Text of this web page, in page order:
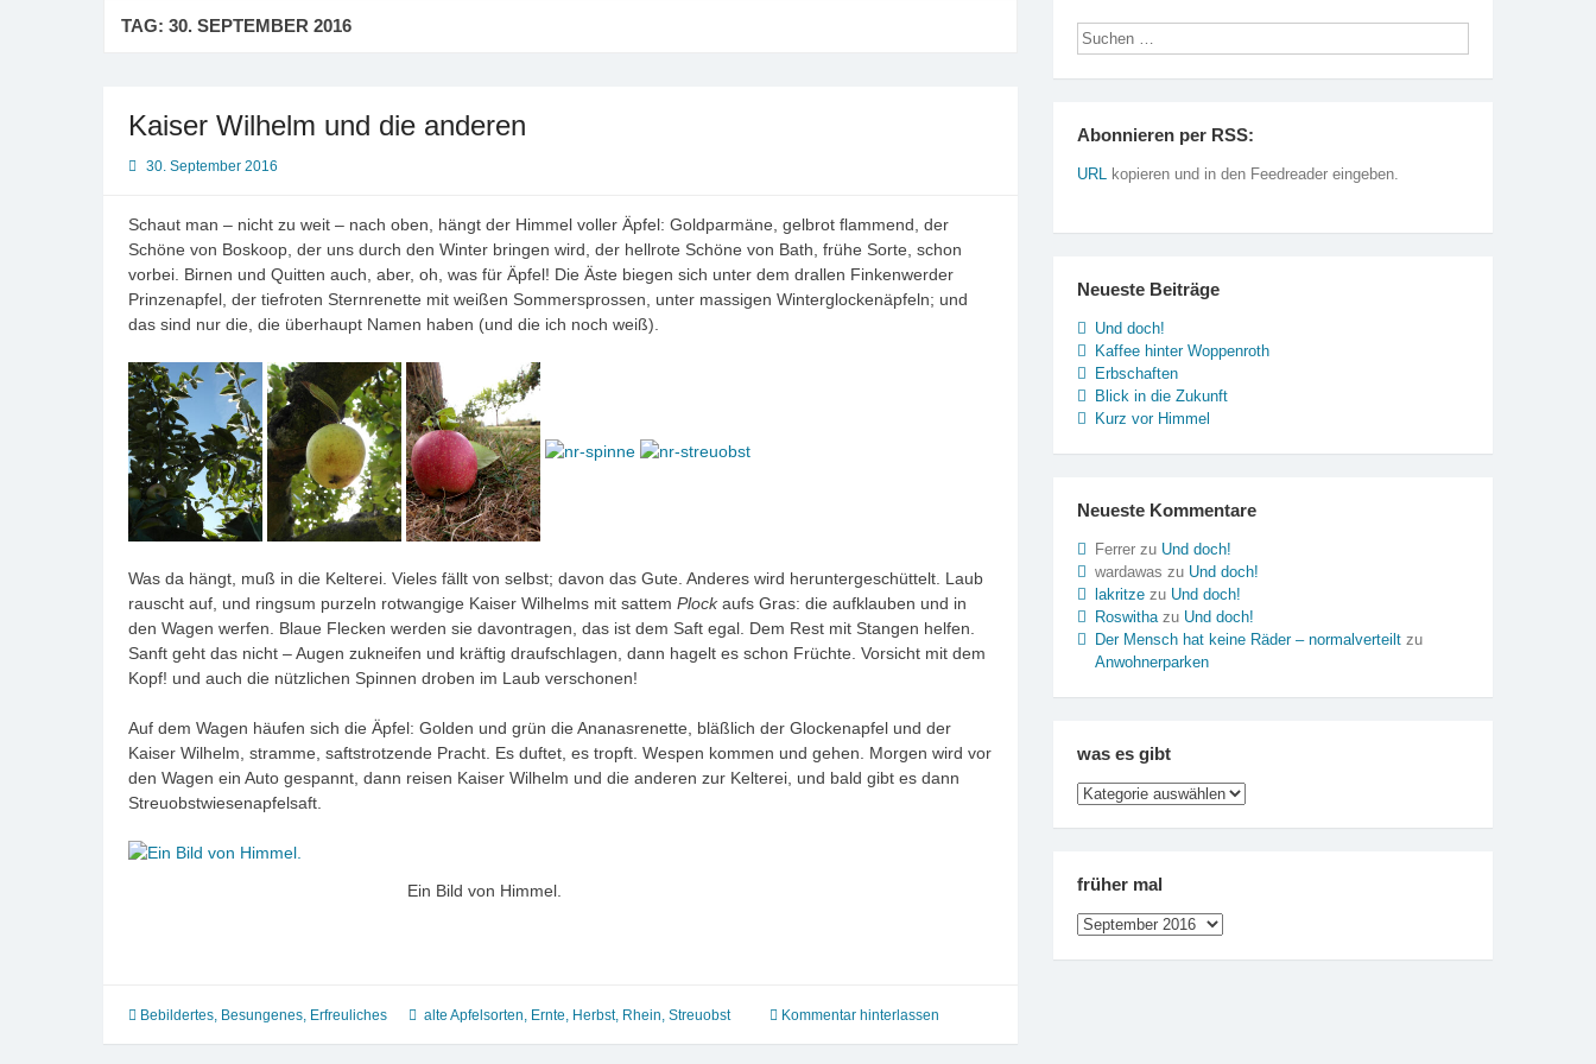
TAG: 30. SEPTEMBER 2016
Kaiser Wilhelm und die anderen
30. September 2016
Schaut man – nicht zu weit – nach oben, hängt der Himmel voller Äpfel: Goldparmäne, gelbrot flammend, der
Schöne von Boskoop, der uns durch den Winter bringen wird, der hellrote Schöne von Bath, frühe Sorte, schon
vorbei. Birnen und Quitten auch, aber, oh, was für Äpfel! Die Äste biegen sich unter dem drallen Finkenwerder
Prinzenapfel, der tiefroten Sternrenette mit weißen Sommersprossen, unter massigen Winterglockenäpfeln; und
das sind nur die, die überhaupt Namen haben (und die ich noch weiß).
Was da hängt, muß in die Kelterei. Vieles fällt von selbst; davon das Gute. Anderes wird heruntergeschüttelt. Laub
rauscht auf, und ringsum purzeln rotwangige Kaiser Wilhelms mit sattem Plockaufs Gras: die aufklauben und in
den Wagen werfen. Blaue Flecken werden sie davontragen, das ist dem Saft egal. Dem Rest mit Stangen helfen.
Sanft geht das nicht – Augen zukneifen und kräftig draufschlagen, dann hagelt es schon Früchte. Vorsicht mit dem
Kopf! und auch die nützlichen Spinnen droben im Laub verschonen!
Auf dem Wagen häufen sich die Äpfel: Golden und grün die Ananasrenette, bläßlich der Glockenapfel und der
Kaiser Wilhelm, stramme, saftstrotzende Pracht. Es duftet, es tropft. Wespen kommen und gehen. Morgen wird vor
den Wagen ein Auto gespannt, dann reisen Kaiser Wilhelm und die anderen zur Kelterei, und bald gibt es dann
Streuobstwiesenapfelsaft.
Ein Bild von Himmel.
Bebildertes, Besungenes, Erfreuliches alte Apfelsorten, Ernte, Herbst, Rhein, Streuobst Kommentar hinterlassen
Abonnieren per RSS:
URLkopieren und in den Feedreader eingeben.
Neueste Beiträge
Und doch!
Kaffee hinter Woppenroth
Erbschaften
Blick in die Zukunft
Kurz vor Himmel
Neueste Kommentare
Ferrerzu Und doch!
wardawas zu Und doch!
lakritzezu Und doch!
Roswithazu Und doch!
Der Mensch hat keine Räder – normalverteiltzu
Anwohnerparken
was es gibt
was
früher mal
früher